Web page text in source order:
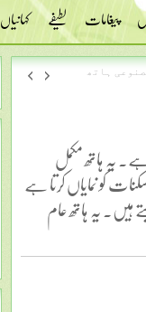
پیغامات لطیفے کہانیاں
ہاتھ
یہ ہاتھ مکمل
کو نمایاں کرتا ہے
ہیں۔ یہ ہاتھ عام